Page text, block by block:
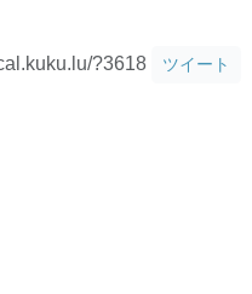
?3618 ツイート